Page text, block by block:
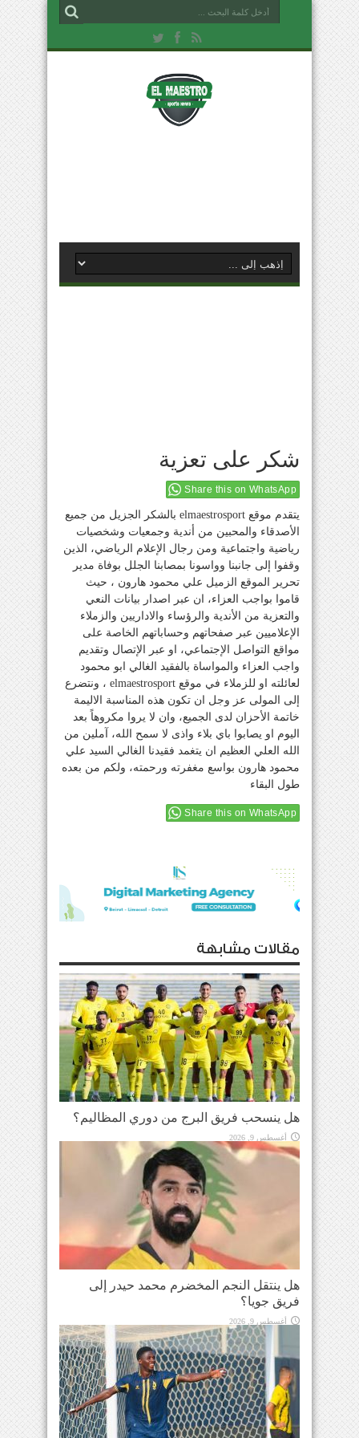
شكر على تعزية
Share this on WhatsApp
يتقدم موقع elmaestrosport بالشكر الجزيل من جميع
الأصدقاء والمحبين من أندية وجمعيات وشخصيات
رياضية واجتماعية ومن رجال الإعلام الرياضي، الذين
وقفوا إلى جانبنا وواسونا بمصابنا الجلل بوفاة مدير
تحرير الموقع الزميل علي محمود هارون ، حيث
قاموا بواجب العزاء، ان عبر اصدار بيانات النعي
والتعزية من الأندية والرؤساء والاداريين والزملاء
الإعلاميين عبر صفحاتهم وحساباتهم الخاصة على
مواقع التواصل الإجتماعي، او عبر الإتصال وتقديم
واجب العزاء والمواساة بالفقيد الغالي ابو محمود
لعائلته او للزملاء في موقع elmaestrosport ، ونتضرع
إلى المولى عز وجل ان تكون هذه المناسبة الاليمة
خاتمة الأحزان لدى الجميع، وان لا يروا مكروهاً بعد
اليوم او يصابوا باي بلاء واذى لا سمح الله، آملين من
الله العلي العظيم ان يتغمد فقيدنا الغالي السيد علي
محمود هارون بواسع مغفرته ورحمته، ولكم من بعده
طول البقاء
Share this on WhatsApp
مقالات مشابهة
هل ينسحب فريق البرج من دوري المظاليم؟
أغسطس 9, 2026
هل ينتقل النجم المخضرم محمد حيدر إلى
فريق جويا؟
أغسطس 9, 2026